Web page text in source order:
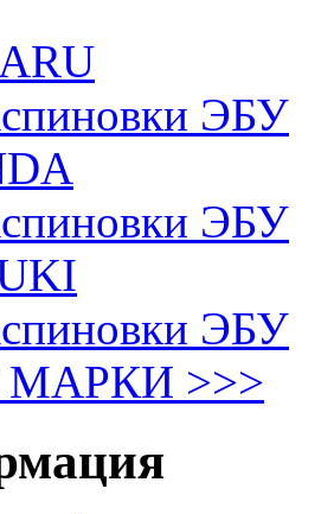
ЭБУ
ЭБУ
ЭБУ
>>>